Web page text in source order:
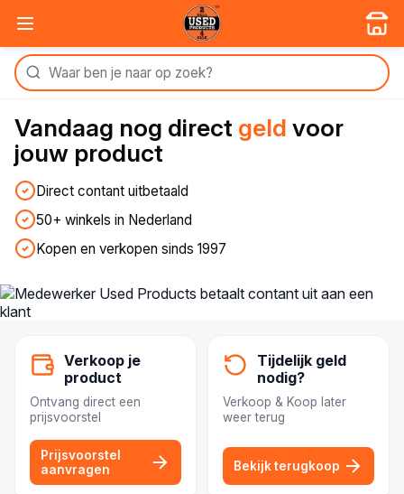
Vandaag nog direct geld voor
jouw product
Direct contant uitbetaald
50+ winkels in Nederland
Kopen en verkopen sinds 1997
Verkoop je
product
Ontvang direct een
prijsvoorstel
Prijsvoorstel
aanvragen
Tijdelijk geld
nodig?
Verkoop & Koop later
weer terug
Bekijk terugkoop